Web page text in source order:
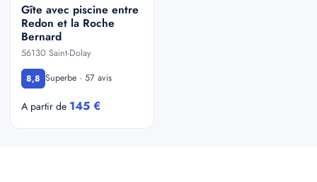
Gîte avec piscine entre
Redon et la Roche
Bernard
56130 Saint-Dolay
8,8 Superbe · 57 avis
A partir de 145 €